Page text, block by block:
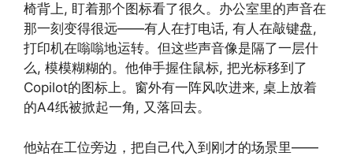
椅背上, 盯着那个图标看了很久。办公室里的声音在
那一刻变得很远——有人在打电话, 有人在敲键盘,
打印机在嗡嗡地运转。但这些声音像是隔了一层什
么, 模模糊糊的。他伸手握住鼠标, 把光标移到了
Copilot的图标上。窗外有一阵风吹进来, 桌上放着
的A4纸被掀起一角, 又落回去。
他站在工位旁边，把自己代入到刚才的场景里——